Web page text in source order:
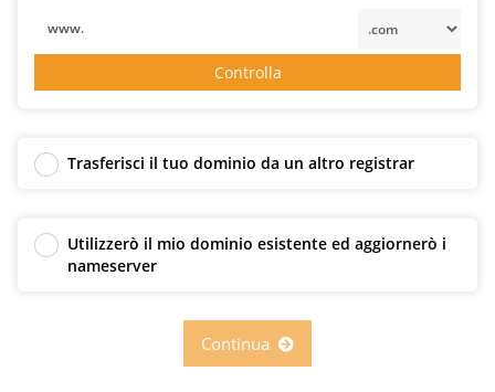
www.
Controlla
Trasferisci il tuo dominio da un altro registrar
Utilizzerò il mio dominio esistente ed aggiornerò i
nameserver